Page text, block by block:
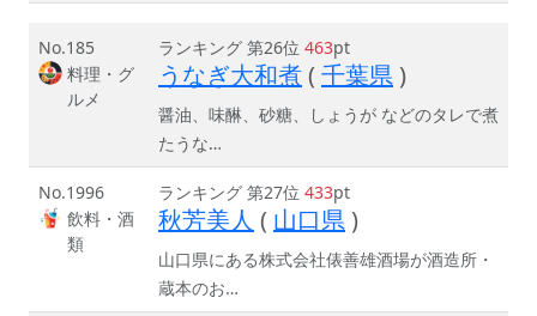
No.185
料理・グ
ルメ
ランキング 第26位 463pt
うなぎ大和煮( 千葉県 )
醤油、味醂、砂糖、しょうが などのタレで煮
たうな…
No.1996
飲料・酒
類
ランキング 第27位 433pt
秋芳美人 ( 山口県 )
山口県にある株式会社俵善雄酒場が酒造所・
蔵本のお…